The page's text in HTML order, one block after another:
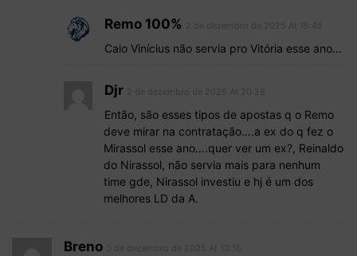
Remo 100%
Caio Vinícius não servia pro Vitória esse ano…
Djr
Então, são esses tipos de apostas q o Remo
deve mirar na contratação….a ex do q fez o
Mirassol esse ano….quer ver um ex?, Reinaldo
do Nirassol, não servia mais para nenhum
time gde, Nirassol investiu e hj é um dos
melhores LD da A.
Breno